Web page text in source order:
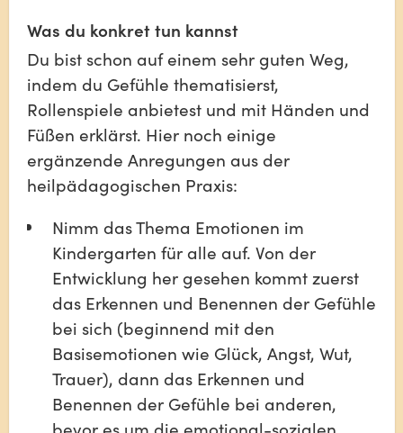
Was du konkret tun kannst
Du bist schon auf einem sehr guten Weg,
indem du Gefühle thematisierst,
Rollenspiele anbietest und mit Händen und
Füßen erklärst. Hier noch einige
ergänzende Anregungen aus der
heilpädagogischen Praxis:
Nimm das Thema Emotionen im
Kindergarten für alle auf. Von der
Entwicklung her gesehen kommt zuerst
das Erkennen und Benennen der Gefühle
bei sich (beginnend mit den
Basisemotionen wie Glück, Angst, Wut,
Trauer), dann das Erkennen und
Benennen der Gefühle bei anderen,